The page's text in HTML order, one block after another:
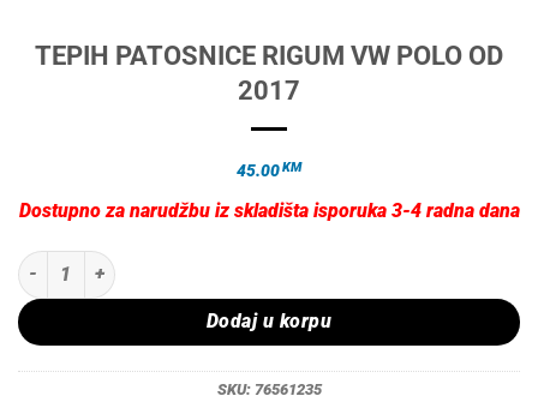
TEPIH PATOSNICE RIGUM VW POLO OD
2017
45.00KM
Dostupno za narudžbu iz skladišta isporuka 3-4 radna dana
TEPIH PATOSNICE RIGUM VW POLO OD 2017 količina
Dodaj u korpu
SKU: 76561235